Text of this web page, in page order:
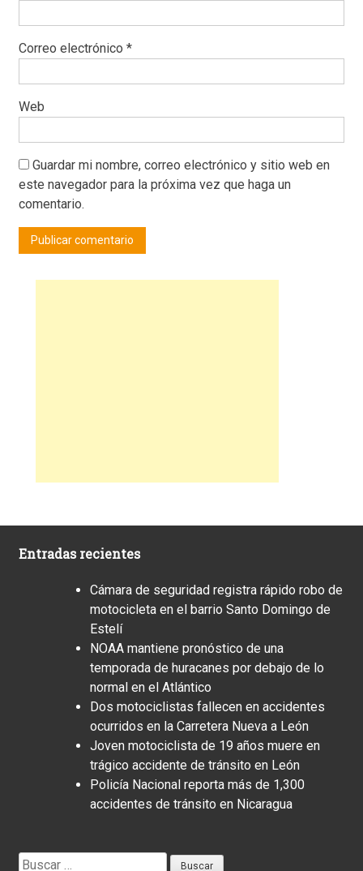
Correo electrónico *
Web
Guardar mi nombre, correo electrónico y sitio web en
este navegador para la próxima vez que haga un
comentario.
Entradas recientes
Cámara de seguridad registra rápido robo de
motocicleta en el barrio Santo Domingo de
Estelí
NOAA mantiene pronóstico de una
temporada de huracanes por debajo de lo
normal en el Atlántico
Dos motociclistas fallecen en accidentes
ocurridos en la Carretera Nueva a León
Joven motociclista de 19 años muere en
trágico accidente de tránsito en León
Policía Nacional reporta más de 1,300
accidentes de tránsito en Nicaragua
Buscar: